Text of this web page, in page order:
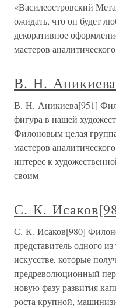
«Василеостровский
ожидать, что он будет
декоративное
мастеров аналитического
В. Н.
В. Н. Аникиева[951]
фигура в нашей
Филоновым целая
мастеров
интерес к
своим
С. К.
С. К. Исаков[980]
представитель одного
искусстве, которые
предреволюционный
новую фазу развития
роста крупной,